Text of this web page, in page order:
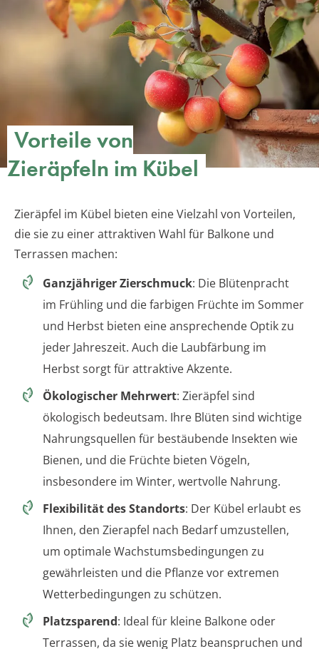
Vorteile von
Zieräpfeln im Kübel
Zieräpfel im Kübel bieten eine Vielzahl von Vorteilen,
die sie zu einer attraktiven Wahl für Balkone und
Terrassen machen:
Ganzjähriger Zierschmuck: Die Blütenpracht
im Frühling und die farbigen Früchte im Sommer
und Herbst bieten eine ansprechende Optik zu
jeder Jahreszeit. Auch die Laubfärbung im
Herbst sorgt für attraktive Akzente.
Ökologischer Mehrwert: Zieräpfel sind
ökologisch bedeutsam. Ihre Blüten sind wichtige
Nahrungsquellen für bestäubende Insekten wie
Bienen, und die Früchte bieten Vögeln,
insbesondere im Winter, wertvolle Nahrung.
Flexibilität des Standorts: Der Kübel erlaubt es
Ihnen, den Zierapfel nach Bedarf umzustellen,
um optimale Wachstumsbedingungen zu
gewährleisten und die Pflanze vor extremen
Wetterbedingungen zu schützen.
Platzsparend: Ideal für kleine Balkone oder
Terrassen, da sie wenig Platz beanspruchen und